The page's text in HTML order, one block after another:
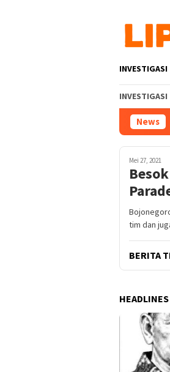
INVESTIGASI
INVESTIGASI
News
Mei 27, 2021
tim dan
BERITA
HEADLINES